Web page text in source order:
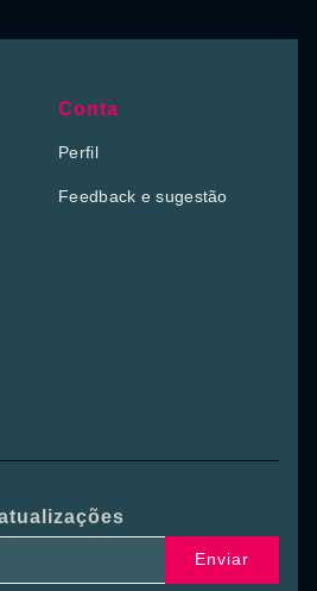
Conta
Perfil
Feedback e sugestão
Enviar